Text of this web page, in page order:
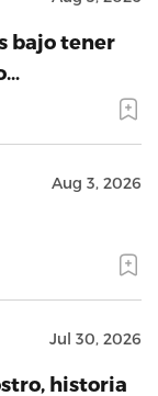
bajo tener
Aug 3, 2026
Jul 30, 2026
historia